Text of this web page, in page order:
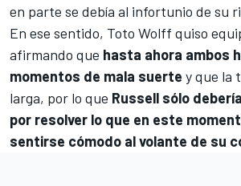
en parte se debía al infortunio de su
En ese sentido, Toto Wolff quiso
afirmando que hasta ahora ambos
momentos de mala suerte y que la
larga, por lo que Russell sólo
por resolver lo que en este
sentirse cómodo al volante de su